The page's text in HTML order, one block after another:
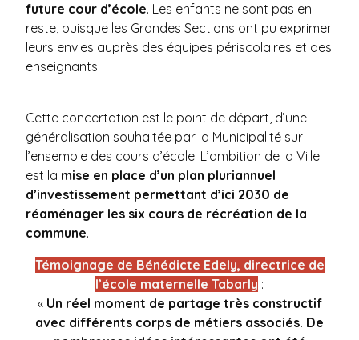
future cour d’école. Les enfants ne sont pas en
reste, puisque les Grandes Sections ont pu exprimer
leurs envies auprès des équipes périscolaires et des
enseignants.
Cette concertation est le point de départ, d’une
généralisation souhaitée par la Municipalité sur
l’ensemble des cours d’école. L’ambition de la Ville
est la mise en place d’un plan pluriannuel
d’investissement permettant d’ici 2030 de
réaménager les six cours de récréation de la
commune.
Témoignage de Bénédicte Edely, directrice de
l’école maternelle Tabarly :
« Un réel moment de partage très constructif
avec différents corps de métiers associés. De